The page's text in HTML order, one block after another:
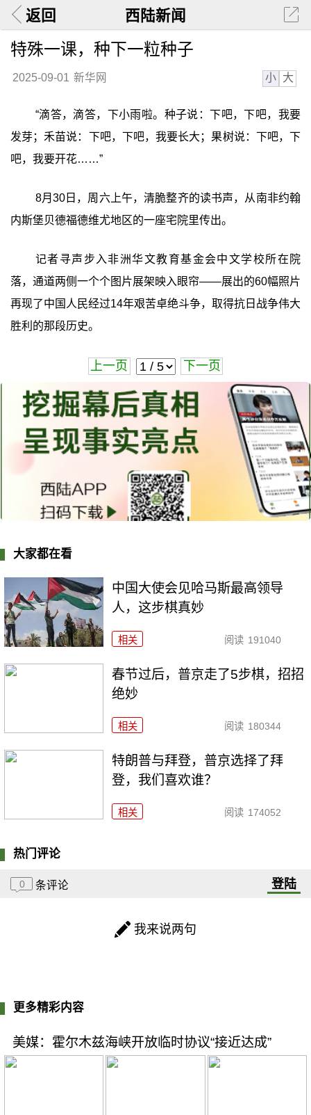
返回 西陆新闻
特殊一课，种下一粒种子
2025-09-01 新华网 小 大
“滴答，滴答，下小雨啦。种子说：下吧，下吧，我要
发芽；禾苗说：下吧，下吧，我要长大；果树说：下吧，下
吧，我要开花……”
8月30日，周六上午，清脆整齐的读书声，从南非约翰
内斯堡贝德福德维尤地区的一座宅院里传出。
记者寻声步入非洲华文教育基金会中文学校所在院
落，通道两侧一个个图片展架映入眼帘——展出的60幅照片
再现了中国人民经过14年艰苦卓绝斗争，取得抗日战争伟大
胜利的那段历史。
上一页 下一页
大家都在看
中国大使会见哈马斯最高领导
人，这步棋真妙
相关 阅读 191040
春节过后，普京走了5步棋，招招
绝妙
相关 阅读 180344
特朗普与拜登，普京选择了拜
登，我们喜欢谁？
相关 阅读 174052
热门评论
0 条评论 登陆
我来说两句
更多精彩内容
美媒：霍尔木兹海峡开放临时协议“接近达成”